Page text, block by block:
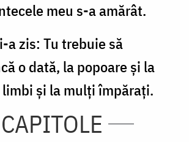
meu s-a amărât.
a zis: Tu trebuie să
o dată, la popoare şi la
şi la mulţi împăraţi.
CAPITOLE